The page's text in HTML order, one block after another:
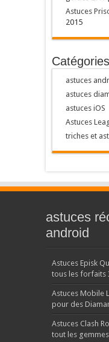
Astuces
2015
Catégories
astuces
astuces
astuces iOS
Astuces
triches et
astuces
android
Astuces Episk
tous les forfaits
Astuces Mobile
pour des
Astuces Clash
tout les gemmes